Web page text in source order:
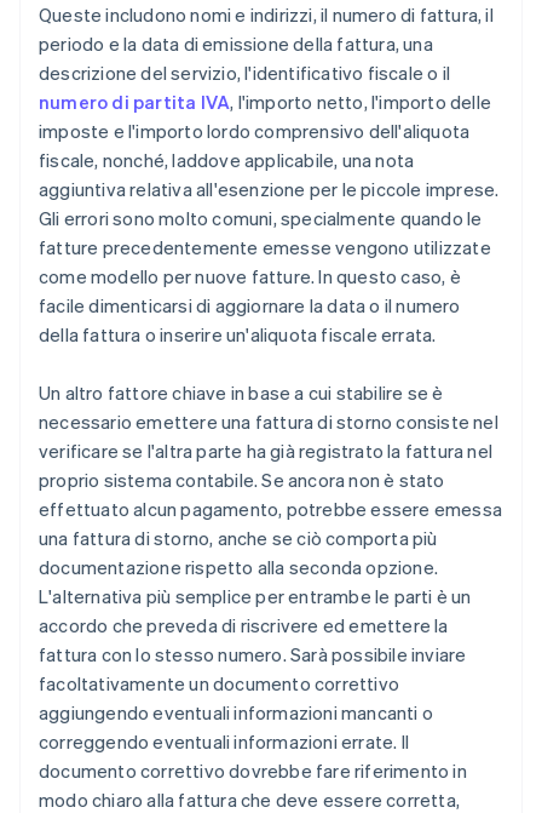
Queste includono nomi e indirizzi, il numero di fattura, il
periodo e la data di emissione della fattura, una
descrizione del servizio, l'identificativo fiscale o il
numero di partita IVA, l'importo netto, l'importo delle
imposte e l'importo lordo comprensivo dell'aliquota
fiscale, nonché, laddove applicabile, una nota
aggiuntiva relativa all'esenzione per le piccole imprese.
Gli errori sono molto comuni, specialmente quando le
fatture precedentemente emesse vengono utilizzate
come modello per nuove fatture. In questo caso, è
facile dimenticarsi di aggiornare la data o il numero
della fattura o inserire un'aliquota fiscale errata.
Un altro fattore chiave in base a cui stabilire se è
necessario emettere una fattura di storno consiste nel
verificare se l'altra parte ha già registrato la fattura nel
proprio sistema contabile. Se ancora non è stato
effettuato alcun pagamento, potrebbe essere emessa
una fattura di storno, anche se ciò comporta più
documentazione rispetto alla seconda opzione.
L'alternativa più semplice per entrambe le parti è un
accordo che preveda di riscrivere ed emettere la
fattura con lo stesso numero. Sarà possibile inviare
facoltativamente un documento correttivo
aggiungendo eventuali informazioni mancanti o
correggendo eventuali informazioni errate. Il
documento correttivo dovrebbe fare riferimento in
modo chiaro alla fattura che deve essere corretta,